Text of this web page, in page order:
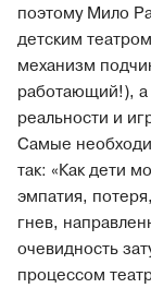
поэтому Мило
детским
механизм
работающий!),
реальности и
Самые
так: «Как дети
эмпатия,
гнев,
очевидность
процессом